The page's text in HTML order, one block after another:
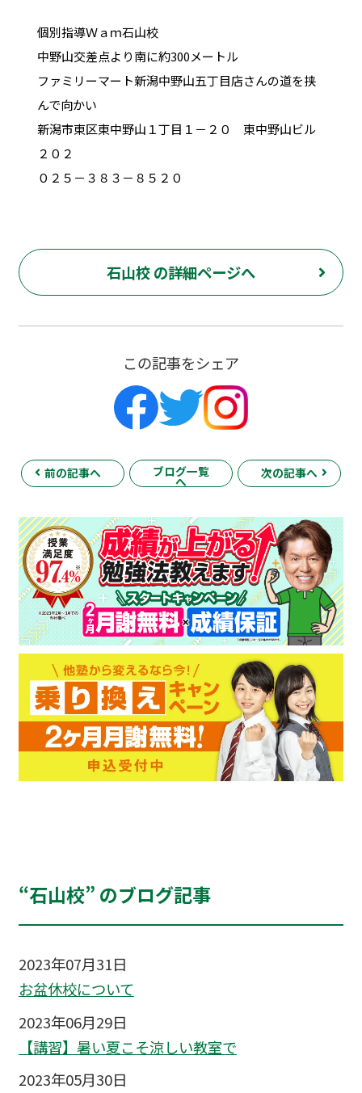
個別指導Ｗａｍ石山校
中野山交差点より南に約300メートル
ファミリーマート新潟中野山五丁目店さんの道を挟
んで向かい
新潟市東区東中野山１丁目１－２０ 東中野山ビル
２０２
０２５－３８３－８５２０
石山校 の詳細ページへ
この記事をシェア
前の記事へ ブログ一覧
へ
次の記事へ
“石山校” のブログ記事
2023年07月31日
お盆休校について
2023年06月29日
【講習】暑い夏こそ涼しい教室で
2023年05月30日